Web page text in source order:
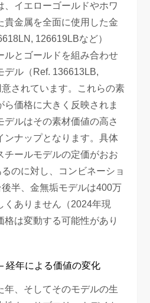
、イエローゴールドやホワ
貴金属を全面に使用した金
126619LBなど）
ルとゴールドを組み合わせ
デル（Ref. 136613LB,
されています。これらの素
ら価格に大きく反映されま
デルはその素材価値の高さ
ンナップとなります。具体
チールモデルの定価がおお
のに対し、コンビネーショ
半、金無垢モデルは400万
くありません（2024年現
格は変動する可能性があり
経年による価値の変化
年、そしてそのモデルの生